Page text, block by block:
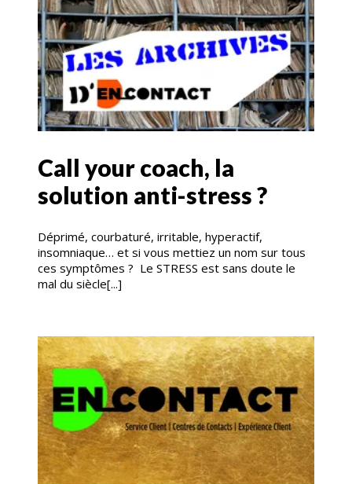
Call your coach, la
solution anti-stress ?
Déprimé, courbaturé, irritable, hyperactif,
insomniaque… et si vous mettiez un nom sur tous
ces symptômes ? Le STRESS est sans doute le
mal du siècle[...]